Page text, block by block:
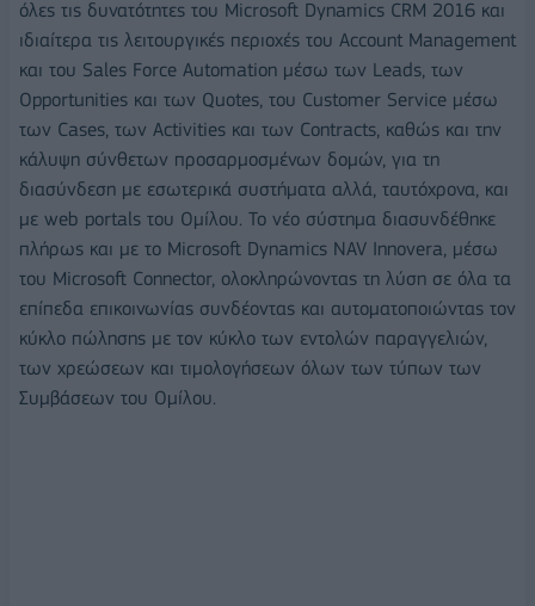
όλες τις δυνατότητες του Microsoft Dynamics CRM 2016 και
ιδιαίτερα τις λειτουργικές περιοχές του Account Management
και του Sales Force Automation μέσω των Leads, των
Opportunities και των Quotes, του Customer Service μέσω
των Cases, των Activities και των Contracts, καθώς και την
κάλυψη σύνθετων προσαρμοσμένων δομών, για τη
διασύνδεση με εσωτερικά συστήματα αλλά, ταυτόχρονα, και
με web portals του Ομίλου. Το νέο σύστημα διασυνδέθηκε
πλήρως και με το Microsoft Dynamics NAV Innovera, μέσω
του Microsoft Connector, ολοκληρώνοντας τη λύση σε όλα τα
επίπεδα επικοινωνίας συνδέοντας και αυτοματοποιώντας τον
κύκλο πώλησης με τον κύκλο των εντολών παραγγελιών,
των χρεώσεων και τιμολογήσεων όλων των τύπων των
Συμβάσεων του Ομίλου.